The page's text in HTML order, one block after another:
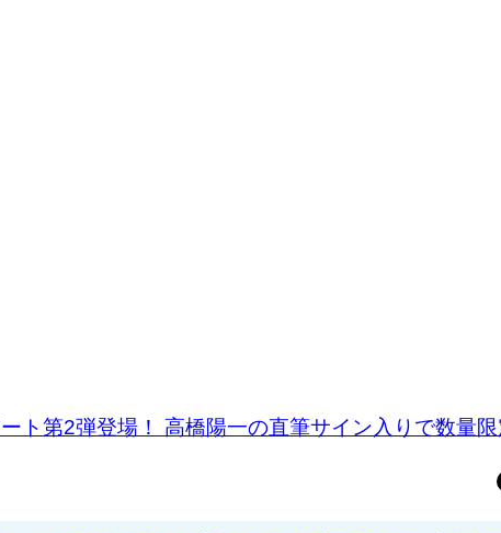
ト第2弾登場！ 高橋陽一の直筆サイン入りで数量